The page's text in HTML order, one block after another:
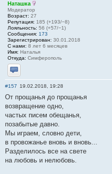
Наташка
Модератор
Возраст: 27
Репутация: 185 (+193/−8)
Лояльность: 56 (+57/−1)
Сообщения: 173
Зарегистрирован: 30.01.2018
С нами: 8 лет 6 месяцев
Имя: Наталья
Откуда: Симферополь
Отправить личное сообщение
#157 19.02.2018, 19:28
От прощанья до прощанья
возвращение одно,
частых писем обещанья,
позабытые давно.
Мы играем, словно дети,
в провожанье вновь и вновь...
Разделилось все на свете
на любовь и нелюбовь.